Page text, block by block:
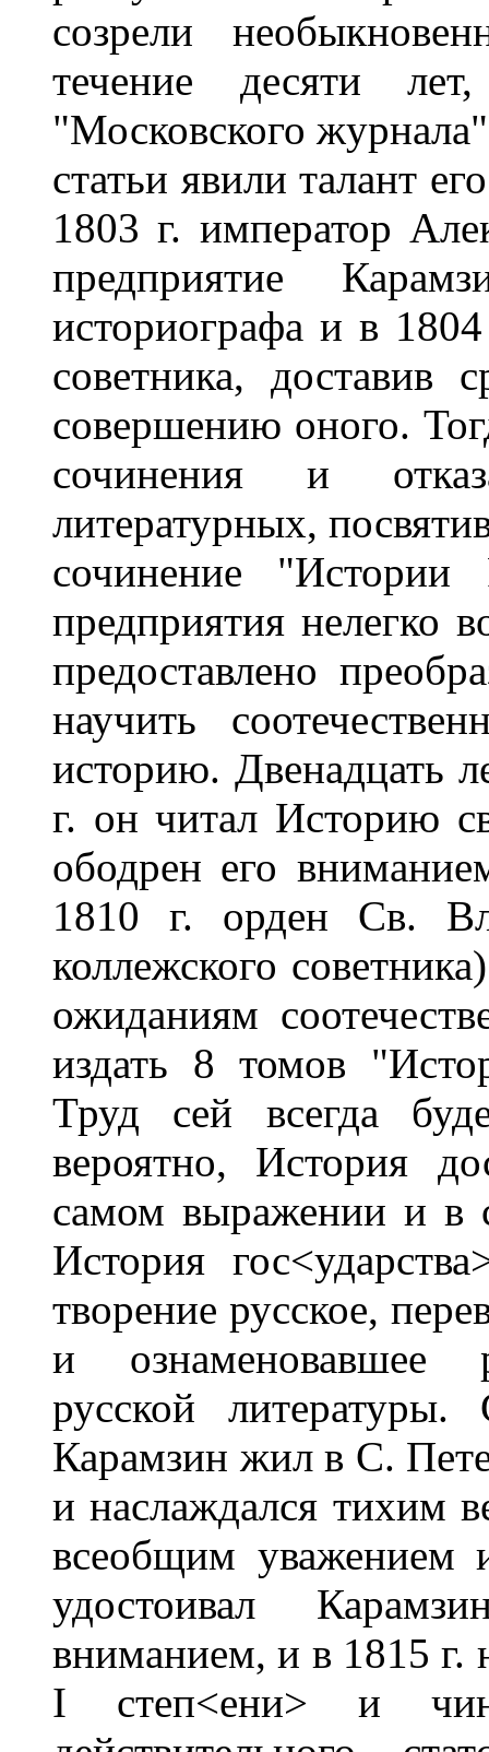
созрели
течение десяти
"Московского
статьи явили талант
1803 г. император
предприятие
историографа и в
советника, доставив
совершению оного.
сочинения и
литературных,
сочинение "Истории
предприятия нелегко
предоставлено
научить
историю. Двенадцать
г. он читал Историю
ободрен его
1810 г. орден Св.
коллежского
ожиданиям
издать 8 томов
Труд сей всегда
вероятно, История
самом выражении и в
История
творение русское,
и ознаменовавшее
русской
Карамзин жил в С.
и наслаждался тихим
всеобщим уважением
удостоивал
вниманием, и в 1815 г.
I степ<ени> и